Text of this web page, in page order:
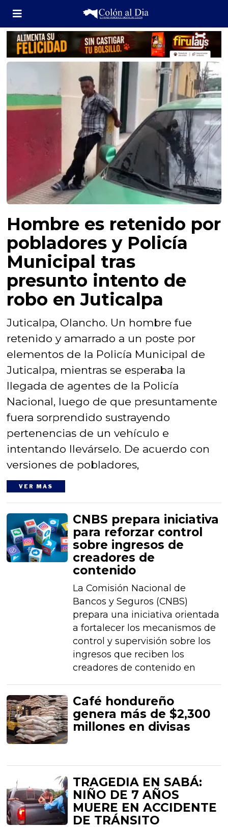
Hombre es retenido por
pobladores y Policía
Municipal tras
presunto intento de
robo en Juticalpa
Juticalpa, Olancho. Un hombre fue
retenido y amarrado a un poste por
elementos de la Policía Municipal de
Juticalpa, mientras se esperaba la
llegada de agentes de la Policía
Nacional, luego de que presuntamente
fuera sorprendido sustrayendo
pertenencias de un vehículo e
intentando llevárselo. De acuerdo con
versiones de pobladores,
VER MAS
CNBS prepara iniciativa
para reforzar control
sobre ingresos de
creadores de
contenido
La Comisión Nacional de
Bancos y Seguros (CNBS)
prepara una iniciativa orientada
a fortalecer los mecanismos de
control y supervisión sobre los
ingresos que reciben los
creadores de contenido en
Café hondureño
genera más de $2,300
millones en divisas
TRAGEDIA EN SABÁ:
NIÑO DE 7 AÑOS
MUERE EN ACCIDENTE
DE TRÁNSITO